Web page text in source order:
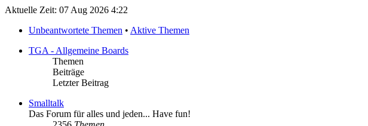
Aktuelle Zeit: 07 Aug 2026 4:22
Unbeantwortete Themen • Aktive Themen
TGA - Allgemeine Boards
Themen
Beiträge
Letzter Beitrag
Smalltalk
Das Forum für alles und jeden... Have fun!